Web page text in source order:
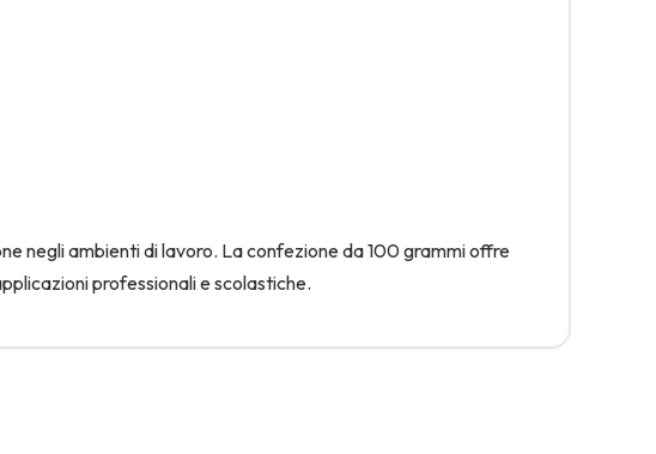
negli ambienti di lavoro. La confezione da 100 grammi offre
professionali e scolastiche.